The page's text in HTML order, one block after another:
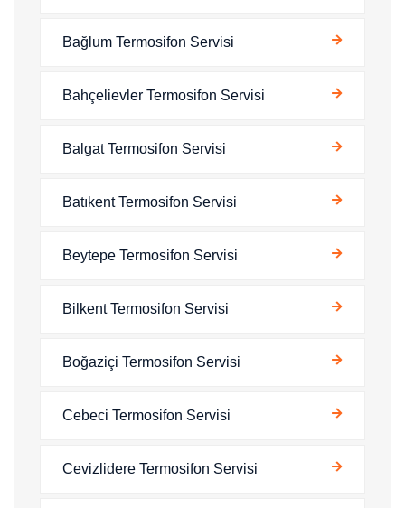
Bağlum Termosifon Servisi
Bahçelievler Termosifon Servisi
Balgat Termosifon Servisi
Batıkent Termosifon Servisi
Beytepe Termosifon Servisi
Bilkent Termosifon Servisi
Boğaziçi Termosifon Servisi
Cebeci Termosifon Servisi
Cevizlidere Termosifon Servisi